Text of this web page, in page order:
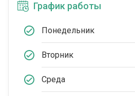
График работы
Понедельник
Вторник
Среда